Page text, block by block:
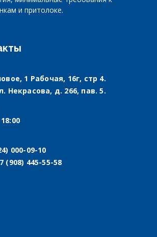
и притолоке.
1 Рабочая, 16г, стр 4.
Некрасова, д. 266, пав. 5.
000-09-10
(908) 445-55-58